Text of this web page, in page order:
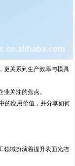
更关系到生产效率与模具
关注的焦点。
的应用价值，并分享如何
领域扮演着提升表面光洁